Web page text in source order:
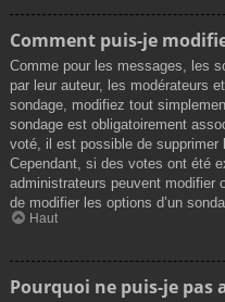
Comment puis-je
Comme pour les messages, les
par leur auteur, les modérateurs
sondage, modifiez tout
sondage est obligatoirement
voté, il est possible de supprimer
Cependant, si des votes ont été
administrateurs peuvent modifier
de modifier les options d’un
Haut
Pourquoi ne puis-je pas